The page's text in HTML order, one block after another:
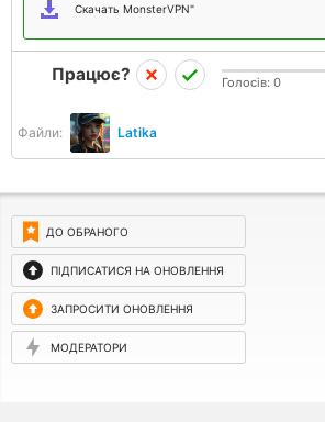
Скачать MonsterVPN"
Файли: Latika
Працює? Голосів: 0
ДО ОБРАНОГО
ПІДПИСАТИСЯ НА ОНОВЛЕННЯ
ЗАПРОСИТИ ОНОВЛЕННЯ
МОДЕРАТОРИ